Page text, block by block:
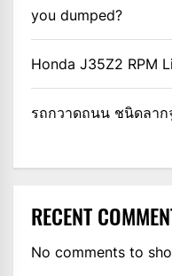
you dumped?
Honda J35Z2 RPM
รถกวาดถนน ชนิดลาก
RECENT
No comments to